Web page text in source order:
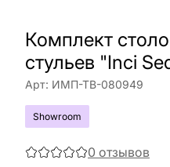
Комплект
стульев "Inci
Арт: ИМП-ТВ-080949
Showroom
0 отзывов